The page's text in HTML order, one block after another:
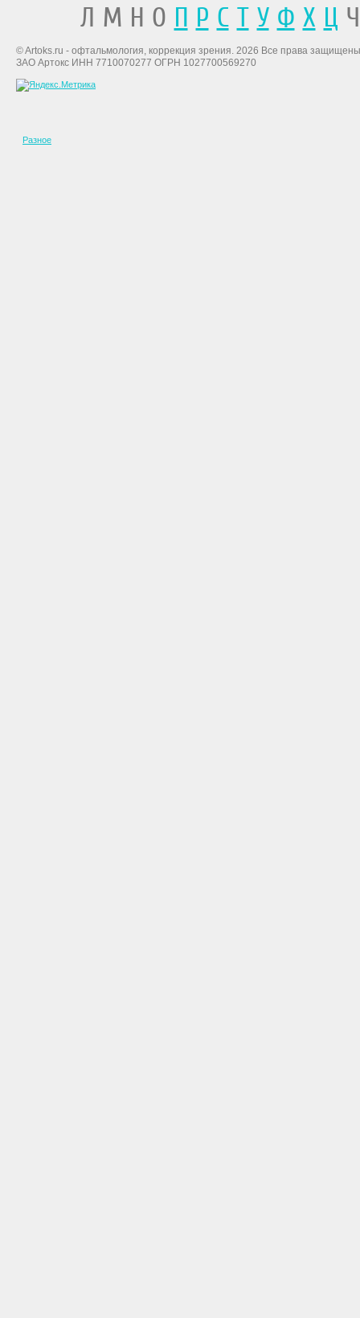
Л М Н О П Р С Т У Ф Х Ц
© Artoks.ru - офтальмология, коррекция зрения. 2026 Все права
ЗАО Артокс ИНН 7710070277 ОГРН 1027700569270
Разное